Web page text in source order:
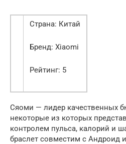
Страна: Китай
Бренд: Xiaomi
Рейтинг: 5
Сяоми — лидер качественных
некоторые из которых
контролем пульса, калорий и
браслет совместим с Андроид